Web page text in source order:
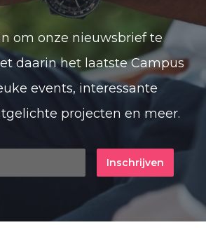
om onze nieuwsbrief te
daarin het laatste Campus
events, interessante
projecten en meer.
Inschrijven